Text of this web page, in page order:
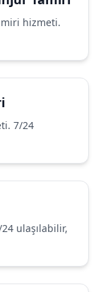
hizmeti.
7/24
ulaşılabilir,